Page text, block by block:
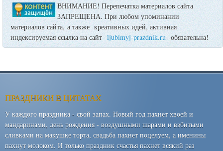
ВНИМАНИЕ! Перепечатка материалов сайта
ЗАПРЕЩЕНА. При любом упоминании
материалов сайта, а также креативных идей, активная
индексируемая ссылка на сайт ljubimyj-prazdnik.ruобязательна!
ПРАЗДНИКИ В ЦИТАТАХ
У каждого праздника - свой запах. Новый год пахнет хвоей и
мандаринами, день рождения - воздушными шарами и взбитыми
сливками на макушке торта, свадьба пахнет поцелуем, а именины
пахнут молоком. И только праздник счастья пахнет всякий раз